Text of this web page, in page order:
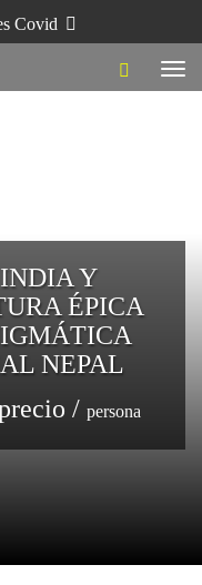
Covid
Y
ÉPICA
NEPAL
/ persona